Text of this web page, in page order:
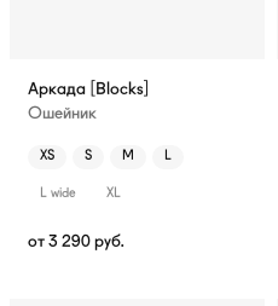
Аркада [Blocks]
Ошейник
XS S M L
L wide XL
от 3 290 руб.